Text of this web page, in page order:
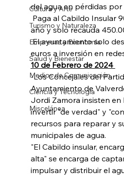
Cultura y Arte
Turismo y Naturaleza
Empresas y Economía
Salud y Bienestar
Medios de Comunicación
Ciencia y Tecnología
Miscelánea
del agua en pérdidas por
Paga al Cabildo Insular
año y solo recauda
El ayuntamiento solo
euros a inversión en
10 de Febrero de 2024
-Los Concejales del
Ayuntamiento de
Jordi Zamora insisten en
invertir "de verdad" y
recursos para reparar y
municipales de agua.
"El Cabildo insular,
alta" se encarga de
impulsar y distribuir el